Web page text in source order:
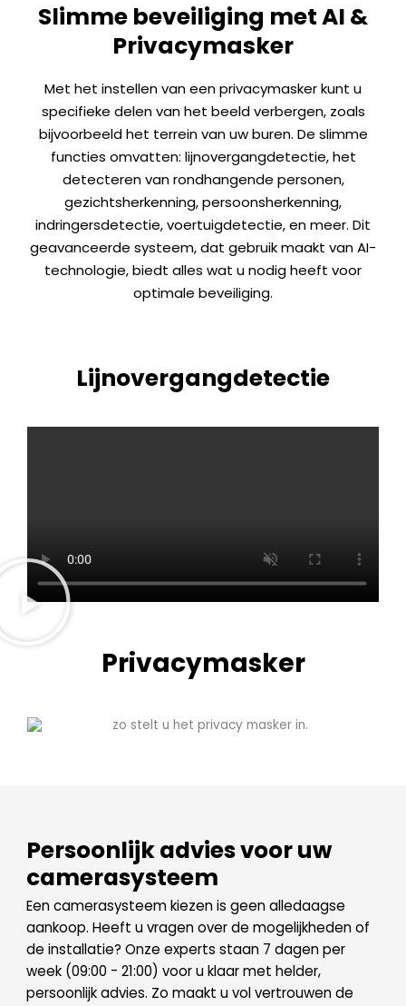
Slimme beveiliging met AI &
Privacymasker
Met het instellen van een privacymasker kunt u
specifieke delen van het beeld verbergen, zoals
bijvoorbeeld het terrein van uw buren. De slimme
functies omvatten: lijnovergangdetectie, het
detecteren van rondhangende personen,
gezichtsherkenning, persoonsherkenning,
indringersdetectie, voertuigdetectie, en meer. Dit
geavanceerde systeem, dat gebruik maakt van AI-
technologie, biedt alles wat u nodig heeft voor
optimale beveiliging.
Lijnovergangdetectie
Privacymasker
Persoonlijk advies voor uw
camerasysteem
Een camerasysteem kiezen is geen alledaagse
aankoop. Heeft u vragen over de mogelijkheden of
de installatie? Onze experts staan 7 dagen per
week (09:00 - 21:00) voor u klaar met helder,
persoonlijk advies. Zo maakt u vol vertrouwen de